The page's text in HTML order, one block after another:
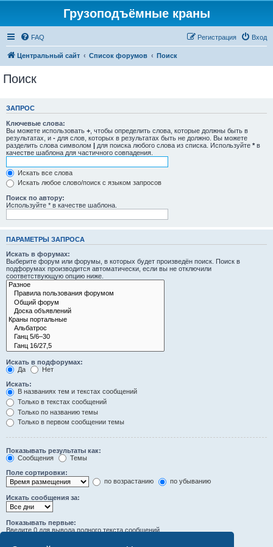
Грузоподъёмные краны
FAQ Вход
Регистрация
Центральный сайт Список форумов Поиск
Поиск
ЗАПРОС
Ключевые слова:
Вы можете использовать + , чтобы определить слова, которые должны быть в
результатах, и - для слов, которых в результатах быть не должно. Вы можете
разделить слова символом | для поиска любого слова из списка. Используйте * в
качестве шаблона для частичного совпадения.
Искать все слова
Искать любое слово/поиск с языком запросов
Поиск по автору:
Используйте * в качестве шаблона.
ПАРАМЕТРЫ ЗАПРОСА
Искать в форумах:
Выберите форум или форумы, в которых будет произведён поиск. Поиск в
подфорумах производится автоматически, если вы не отключили
соответствующую опцию ниже.
Искать в подфорумах:
Да
Нет
Искать:
В названиях тем и текстах сообщений
Только в текстах сообщений
Только по названию темы
Только в первом сообщении темы
Показывать результаты как:
Сообщения
Темы
Поле сортировки:
по возрастанию
по убыванию
Искать сообщения за:
Показывать первые:
Введите 0 для вывода полного текста сообщений.